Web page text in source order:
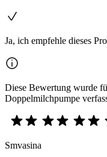
Ja, ich empfehle dieses
Diese Bewertung wurde
Doppelmilchpumpe
Smvasina